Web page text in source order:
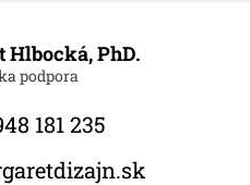
PhD.
181 235